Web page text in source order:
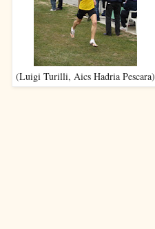
(Luigi Turilli, Aics Hadria Pescara)